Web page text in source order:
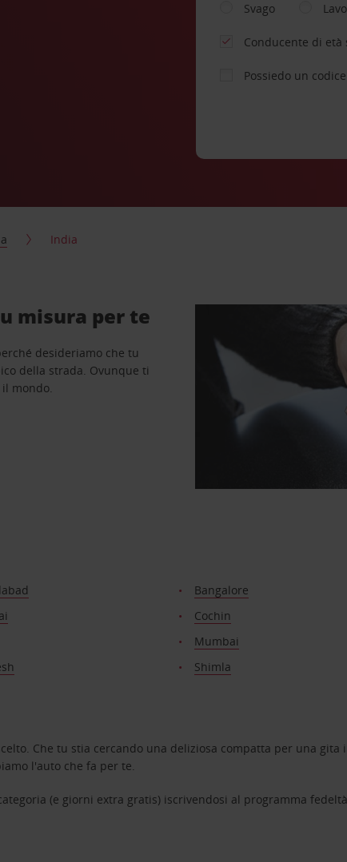
Svago
Conducente di
Possiedo un
India
misura per te
desideriamo che tu
della strada. Ovunque ti
mondo.
Bangalore
Cochin
Mumbai
Shimla
Che tu stia cercando una deliziosa compatta per una
l'auto che fa per te.
(e giorni extra gratis) iscrivendosi al programma